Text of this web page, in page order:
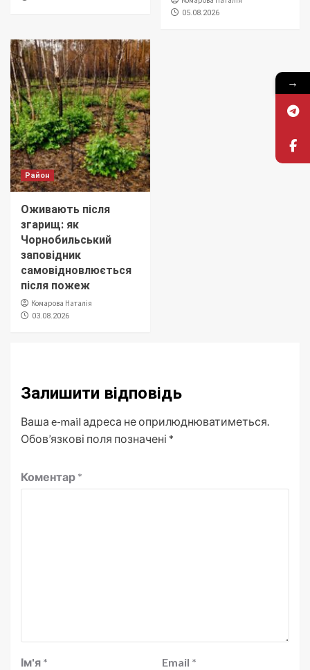
05.08.2026
Район
Оживають після
згарищ: як
Чорнобильський
заповідник
самовідновлюється
після пожеж
Комарова Наталія
03.08.2026
Залишити відповідь
Ваша e-mail адреса не оприлюднюватиметься.
Обов’язкові поля позначені *
Коментар *
Ім'я * Email *
→